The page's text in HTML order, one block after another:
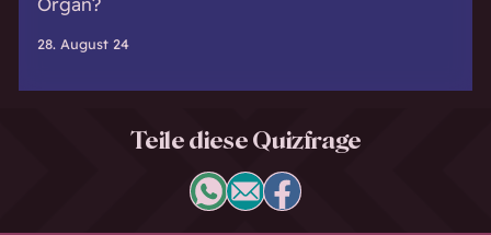
28. August 24
Teile diese Quizfrage